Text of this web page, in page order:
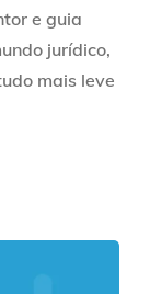
e guia
jurídico,
mais leve